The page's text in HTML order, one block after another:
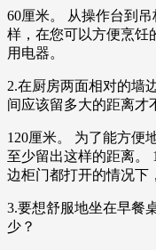
60厘米。 从操作台到
样，在您可以方便烹饪
用电器。
2.在厨房两面相对的墙
间应该留多大的距离才
120厘米。 为了能方便
至少留出这样的距离。
边柜门都打开的情况下
3.要想舒服地坐在早餐
少？